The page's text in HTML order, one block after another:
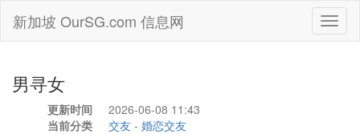
新加坡 OurSG.com 信息网
男寻女
更新时间
2026-06-08 11:43
当前分类
交友 - 婚恋交友